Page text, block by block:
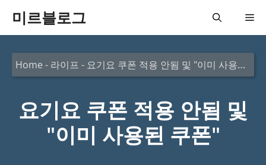
미르블로그 메
뉴
Home - 라이프 - 요기요 쿠폰 적용 안됨 및 "이미 사용된 쿠폰"
요기요 쿠폰 적용 안됨 및
"이미 사용된 쿠폰"